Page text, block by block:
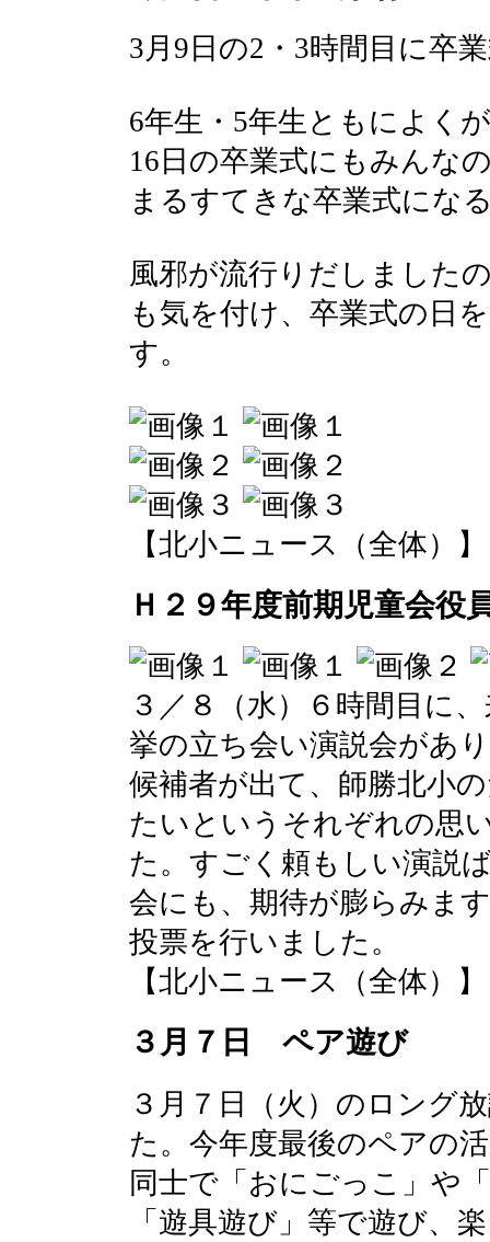
3月9日の2・3時間目に卒
6年生・5年生ともによく
16日の卒業式にもみんな
まるすてきな卒業式にな
風邪が流行りだしました
も気を付け、卒業式の日
す。
【北小ニュース（全体）
Ｈ２９年度前期児童会役
３／８（水）６時間目に
挙の立ち会い演説会があ
候補者が出て、師勝北小
たいというそれぞれの思
た。すごく頼もしい演説
会にも、期待が膨らみま
投票を行いました。
【北小ニュース（全体）
３月７日 ペア遊び
３月７日（火）のロング
た。今年度最後のペアの
同士で「おにごっこ」や
「遊具遊び」等で遊び、